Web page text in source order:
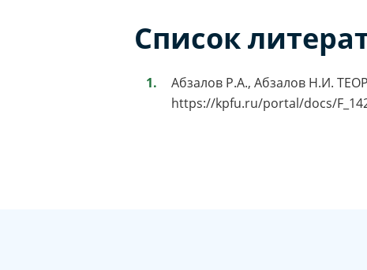
Список
Абзалов Р.А., Абзалов Н.И.
https://kpfu.ru/portal/docs/